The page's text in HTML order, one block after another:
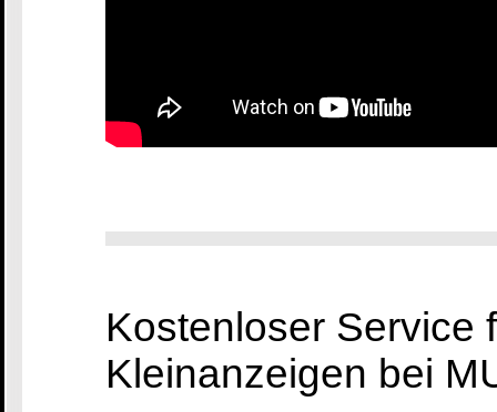
Kostenloser Service
Kleinanzeigen bei